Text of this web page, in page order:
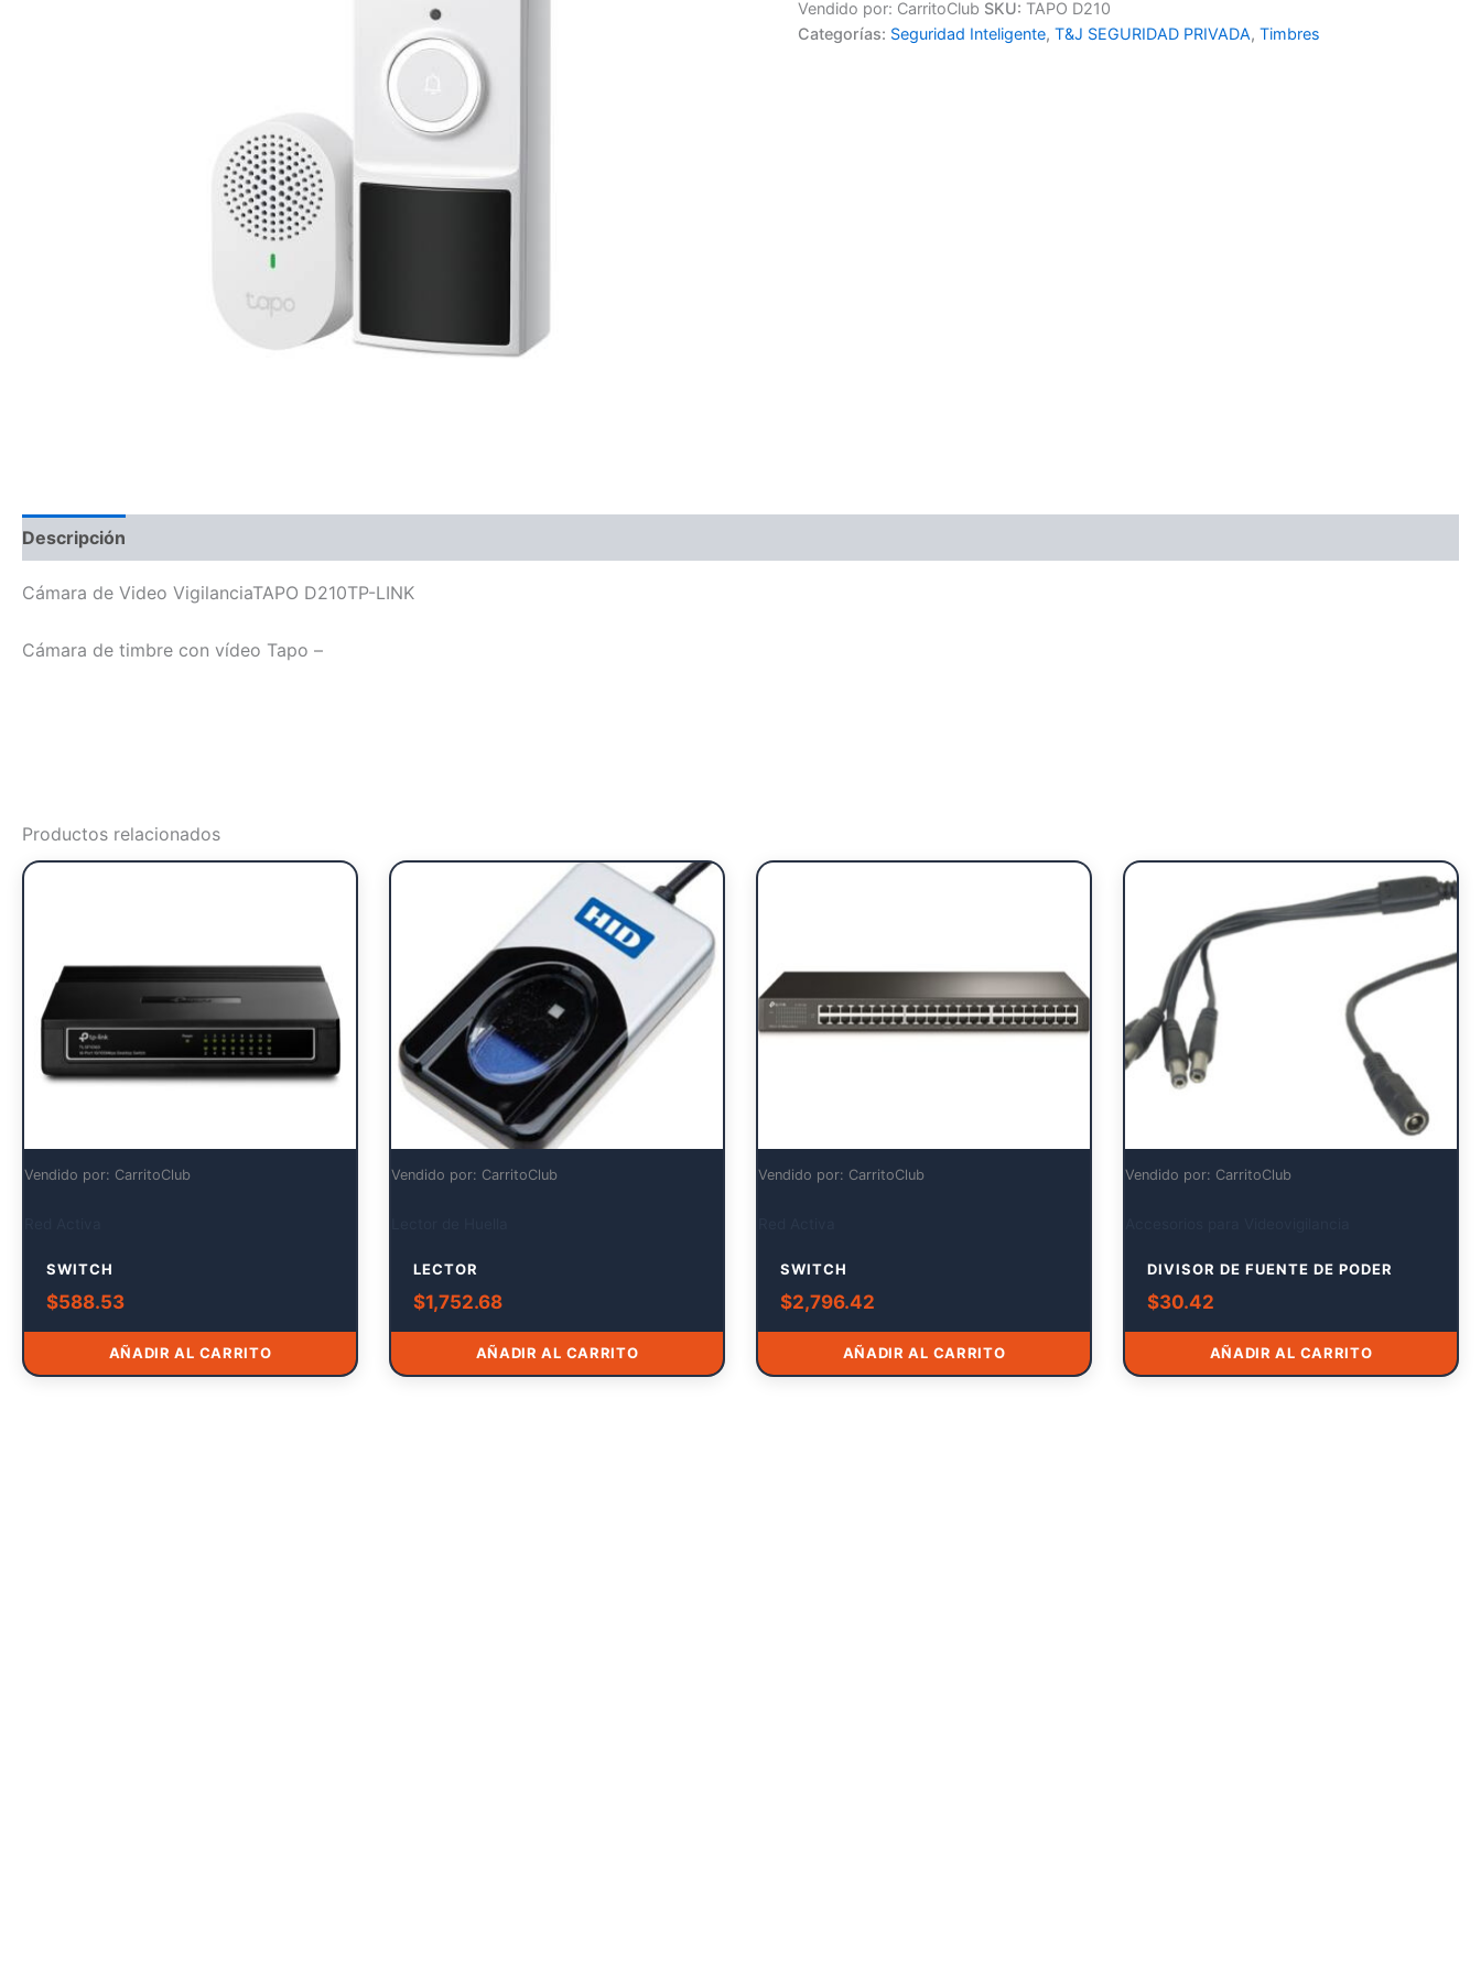
Vendido por: CarritoClub SKU:TAPO D210
Categorías: Seguridad Inteligente,T&J SEGURIDAD PRIVADA,Timbres
Descripción
Cámara de Video VigilanciaTAPO D210TP-LINK
Cámara de timbre con vídeo Tapo –
Productos relacionados
Vendido por: CarritoClub
SWITCH
$588.53
AÑADIR AL CARRITO
Vendido por: CarritoClub
LECTOR
$1,752.68
AÑADIR AL CARRITO
Vendido por: CarritoClub
SWITCH
$2,796.42
AÑADIR AL CARRITO
Vendido por: CarritoClub
DIVISOR DE FUENTE DE PODER
$30.42
AÑADIR AL CARRITO